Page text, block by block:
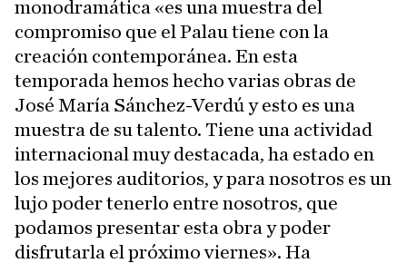
monodramática «es una muestra del
compromiso que el Palau tiene con la
creación contemporánea. En esta
temporada hemos hecho varias obras de
José María Sánchez-Verdú y esto es una
muestra de su talento. Tiene una actividad
internacional muy destacada, ha estado en
los mejores auditorios, y para nosotros es un
lujo poder tenerlo entre nosotros, que
podamos presentar esta obra y poder
disfrutarla el próximo viernes». Ha